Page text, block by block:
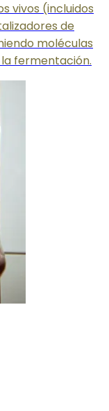
vivos (incluidos
de
moléculas
fermentación.